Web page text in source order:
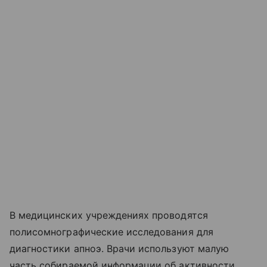
В медицинских учреждениях проводятся
полисомнографические исследования для
диагностики апноэ. Врачи используют малую